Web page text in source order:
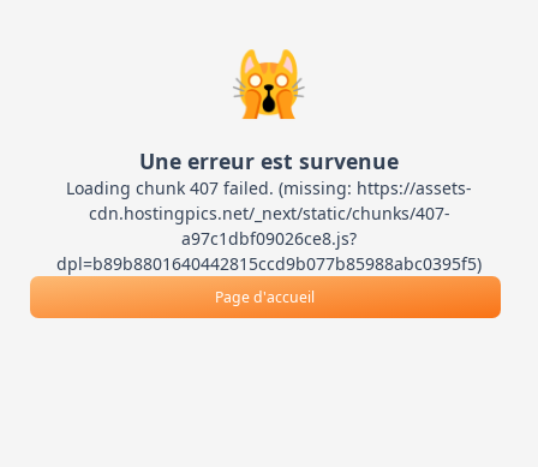
🙀
Une erreur est survenue
Loading chunk 407 failed. (missing: https://assets-
cdn.hostingpics.net/_next/static/chunks/407-
a97c1dbf09026ce8.js?
dpl=b89b8801640442815ccd9b077b85988abc0395f5)
Page d'accueil